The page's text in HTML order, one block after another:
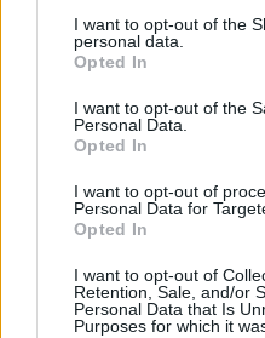
I want to opt-out of the
personal data.
Opted In
I want to opt-out of the
Personal Data.
Opted In
I want to opt-out of
Personal Data for
Opted In
I want to opt-out of
Retention, Sale, and/or
Personal Data that Is
Purposes for which it
Prima sport - co nabídne v prvním
vysílacím týdnu